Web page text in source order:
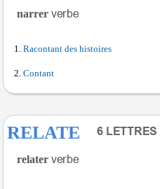
narrer
Racontant des histoires
Contant
RELATE
relater